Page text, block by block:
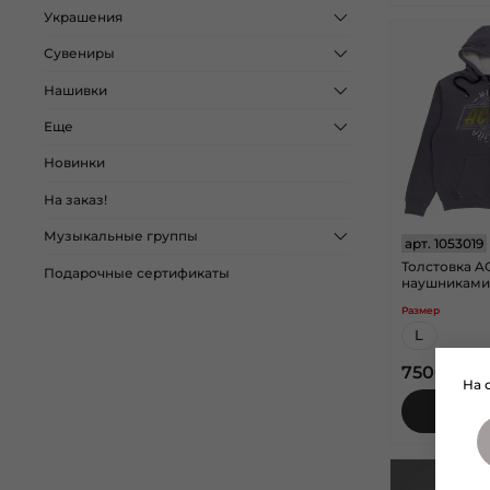
арт. 1053019
Толстовка
Размер
L
7500 руб
Украшения
Сувениры
Нашивки
Еще
Новинки
На заказ!
Музыкальные группы
Подарочные сертификаты
На